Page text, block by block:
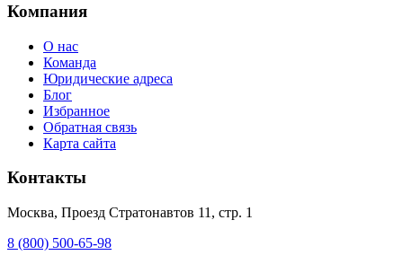
Компания
О нас
Команда
Юридические адреса
Блог
Избранное
Обратная связь
Карта сайта
Контакты
Москва, Проезд Стратонавтов 11, стр. 1
8 (800) 500-65-98